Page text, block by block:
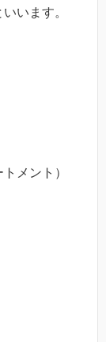
います。
メント）